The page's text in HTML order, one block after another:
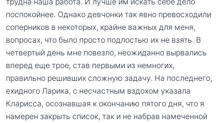
поспокойнее. Однако девчонки так явно превосходили
соперников в некоторых, крайне важных для меня,
вопросах, что было просто подлостью их не взять. В
четвертый день мне повезло, неожиданно вырвались
вперед еще трое, став первыми из немногих,
правильно решивших сложную задачу. На последнего,
ехидного Ларика, с несчастным вздохом указала
Кларисса, осознавшая к окончанию пятого дня, что я
намерен закрыть список, так и не набрав намеченной